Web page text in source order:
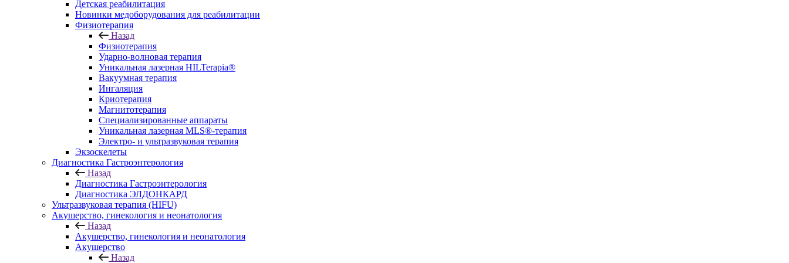
Детская реабилитация
Новинки медоборудования для реабилитации
Физиотерапия
Назад
Физиотерапия
Ударно-волновая терапия
Уникальная лазерная HILTerapia®
Вакуумная терапия
Ингаляция
Криотерапия
Магнитотерапия
Специализированные аппараты
Уникальная лазерная MLS®-терапия
Электро- и ультразвуковая терапия
Экзоскелеты
Диагностика Гастроэнтерология
Назад
Диагностика Гастроэнтерология
Диагностика ЭЛДОНКАРД
Ультразвуковая терапия (HIFU)
Акушерство, гинекология и неонатология
Назад
Акушерство, гинекология и неонатология
Акушерство
Назад